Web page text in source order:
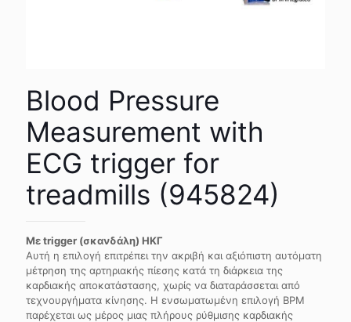
Blood Pressure
Measurement with
ECG trigger for
treadmills (945824)
Mεtrigger (σκανδάλη) ΗΚΓ
Αυτή η επιλογή επιτρέπει την ακριβή και αξιόπιστη αυτόματη
μέτρηση της αρτηριακής πίεσης κατά τη διάρκεια της
καρδιακής αποκατάστασης, χωρίς να διαταράσσεται από
τεχνουργήματα κίνησης. Η ενσωματωμένη επιλογή BPM
παρέχεται ως μέρος μιας πλήρους ρύθμισης καρδιακής